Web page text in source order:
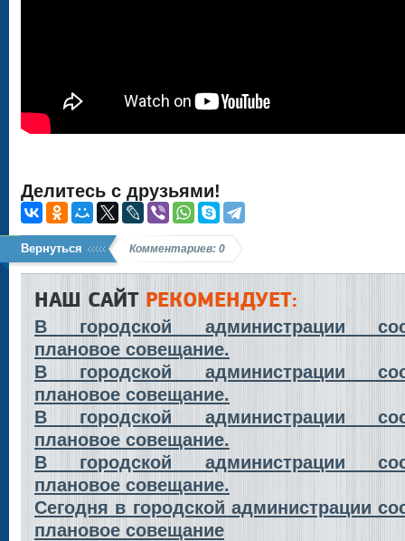
Делитесь с друзьями!
Вернуться Комментариев: 0
НАШ САЙТРЕКОМЕНДУЕТ:
В городской администрации
плановое совещание.
В городской администрации
плановое совещание.
В городской администрации
плановое совещание.
В городской администрации
плановое совещание.
Сегодня в городской администрации
плановое совещание